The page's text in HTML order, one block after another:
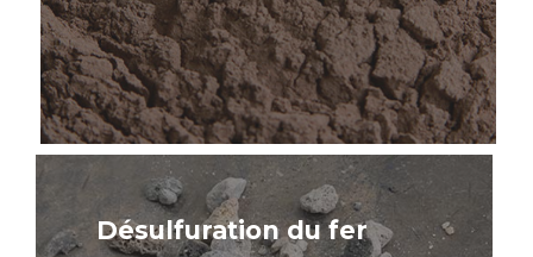
Désulfuration du fer
En
plus